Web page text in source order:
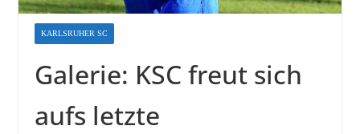
KARLSRUHER SC
Galerie: KSC freut sich
aufs letzte